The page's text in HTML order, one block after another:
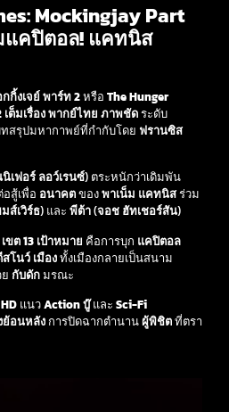
Mockingjay Part
แคปิตอล! แคทนิส
กิ้งเจย์ พาร์ท 2หรือ The Hunger
เต็มเรื่องพากย์ไทย ภาพชัดระดับ
สรุปมหากาพย์ที่กำกับโดย ฟรานซิส
นิเฟอร์ ลอว์เรนซ์) ตระหนักว่าเดิมพัน
อสู้เพื่อ อนาคตของพาเน็ม แคทนิสร่วม
ส์เวิร์ธ) และ พีต้า(จอช ฮัทเชอร์สัน)
เขต 13 เป้าหมาย คือการบุก แคปิตอล
โนว์ เมืองทั้งเมืองกลายเป็นสนาม
กับดักมรณะ
แนวAction บู๊และ Sci-Fi
ย้อนหลัง การปิดฉากตำนานผู้พิชิตที่ตรา